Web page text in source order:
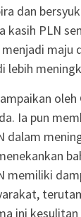
dan
kasih PLN
maju
lebih
oleh
Ia pun
dalam
memiliki
ini